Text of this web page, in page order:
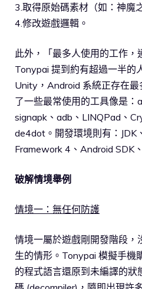
3.取得原始碼素材（如：神魔
4.修改遊戲邏輯。
此外，「最多人使用的工作，
Tonypai 提到約有超過一半的
Unity，Android 系統正存在
了一些最常使用的工具像是：
signapk、adb、LINQPad、
de4dot。開發環境則有：JDK
Framework 4、Android SDK
破解情境舉例
情境一：無任何防護
情境一屬於遊戲剛開發階段，
生的情形。Tonypai 模擬手機
的程式語言還原到未編譯的狀